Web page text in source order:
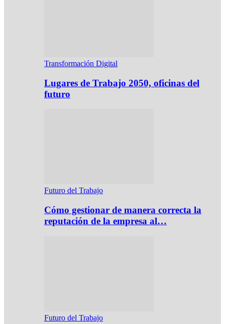
Transformación Digital
Lugares de Trabajo 2050, oficinas del
futuro
Futuro del Trabajo
Cómo gestionar de manera correcta la
reputación de la empresa al…
Futuro del Trabajo